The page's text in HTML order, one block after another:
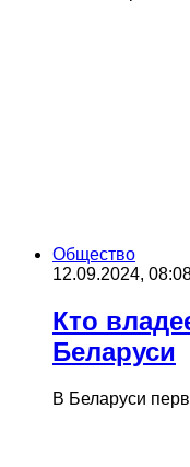
Общество
12.09.2024,
Кто
Беларуси
В Беларуси